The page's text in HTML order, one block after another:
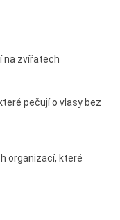
na zvířatech
pečují o vlasy bez
organizací, které